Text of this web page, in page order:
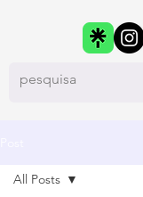
All Posts